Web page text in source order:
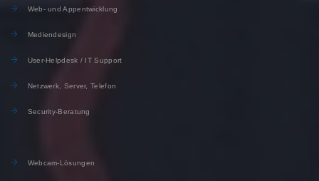
Web- und Appentwicklung
Mediendesign
User-Helpdesk / IT Support
Netzwerk, Server, Telefon
Security-Beratung
Webcam-Lösungen